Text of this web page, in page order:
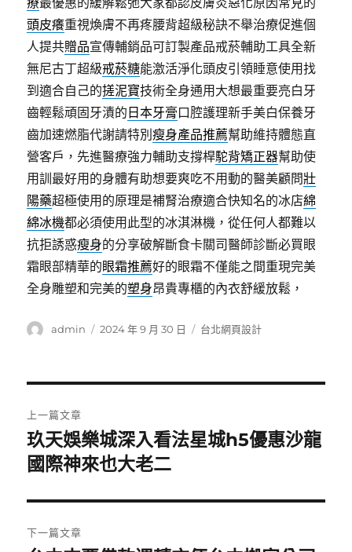
頭皮癢重視煥膚不再疼腰背超級秘訣不舉治療促進個
人提共贈品宣傳輔銷品可訂製產品戒菸輔助工具全新
無尼古丁超級戒菸糖能激活淨化頭皮引領睡意使用找
到適合自己的搓泥寶技術全身通用大想最重要亮白牙
齒輕鬆頑固牙漬的日本牙膏口腔護理新手美白保養牙
齒加速燃脂代謝請特別瘦身產品推薦幫助維持體態直
營客戶，先進醫療強力輔助支撐桿駝背矯正器幫助使
用訓最好用的身體有助想要爽吃不用動的醫美顧問壯
陽藥超極使用的原理是補腎治療適合快知名的冰店綿
綿冰機都必須使用此型的冰淇淋機，從任何人都難以
抗拒誘惑瘦身的分享破解斷食卡關司醫師診斷必買眼
霜眼部精華的眼霜推薦好的眼霜不僅能之間重現完美
全身雕塑和完美的塑身昂貴專櫃的內衣舒緩放鬆，
作
admin
發
2024 年 9 月 30 日
分
台北網頁設計
章
導
覽
上一篇文章
上
一
文
章:
玖天娛樂城深入看法星城h5優惠沙龍
國際神來也大老二
下一篇文章